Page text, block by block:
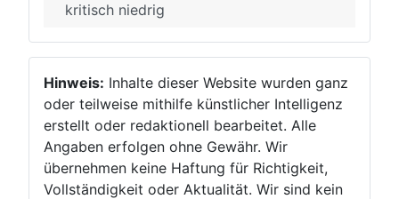
kritisch niedrig
Hinweis: Inhalte dieser Website wurden ganz
oder teilweise mithilfe künstlicher Intelligenz
erstellt oder redaktionell bearbeitet. Alle
Angaben erfolgen ohne Gewähr. Wir
übernehmen keine Haftung für Richtigkeit,
Vollständigkeit oder Aktualität. Wir sind kein